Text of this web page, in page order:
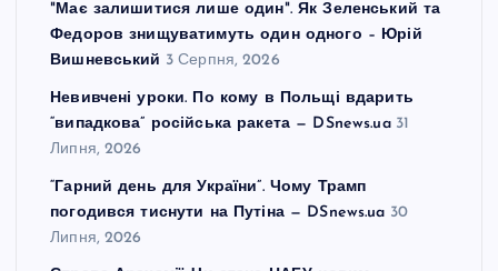
"Має залишитися лише один". Як Зеленський та
Федоров знищуватимуть один одного – Юрій
Вишневський 3 Серпня, 2026
Невивчені уроки. По кому в Польщі вдарить
“випадкова” російська ракета — DSnews.ua 31
Липня, 2026
“Гарний день для України”. Чому Трамп
погодився тиснути на Путіна — DSnews.ua 30
Липня, 2026